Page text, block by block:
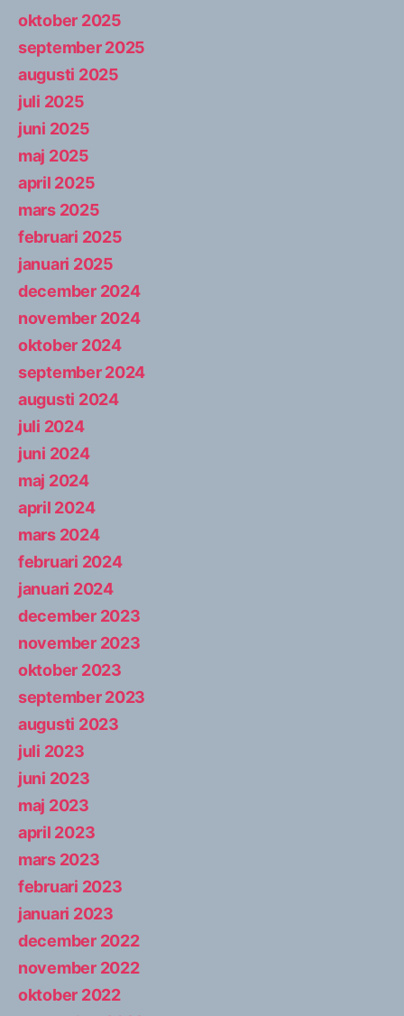
oktober 2025
september 2025
augusti 2025
juli 2025
juni 2025
maj 2025
april 2025
mars 2025
februari 2025
januari 2025
december 2024
november 2024
oktober 2024
september 2024
augusti 2024
juli 2024
juni 2024
maj 2024
april 2024
mars 2024
februari 2024
januari 2024
december 2023
november 2023
oktober 2023
september 2023
augusti 2023
juli 2023
juni 2023
maj 2023
april 2023
mars 2023
februari 2023
januari 2023
december 2022
november 2022
oktober 2022